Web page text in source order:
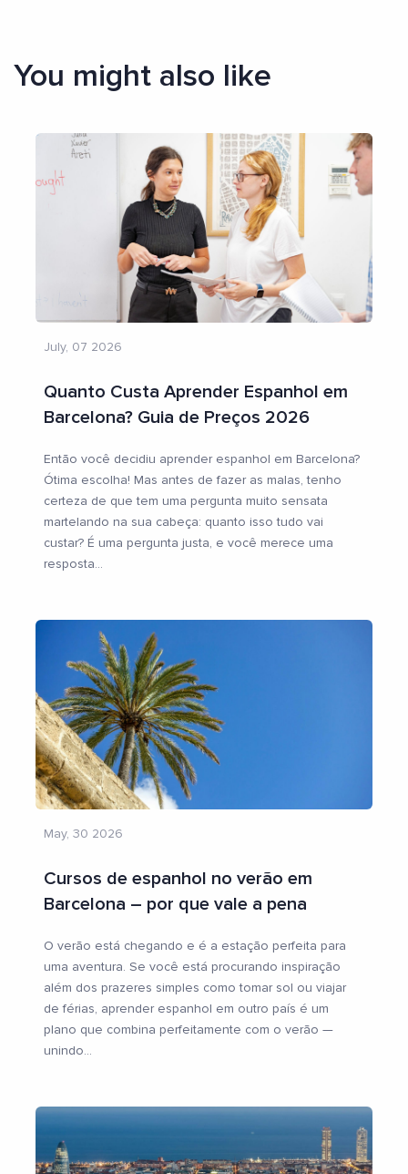
You might also like
July, 07 2026
Quanto Custa Aprender Espanhol em
Barcelona? Guia de Preços 2026
Então você decidiu aprender espanhol em Barcelona?
Ótima escolha! Mas antes de fazer as malas, tenho
certeza de que tem uma pergunta muito sensata
martelando na sua cabeça: quanto isso tudo vai
custar? É uma pergunta justa, e você merece uma
resposta...
May, 30 2026
Cursos de espanhol no verão em
Barcelona – por que vale a pena
O verão está chegando e é a estação perfeita para
uma aventura. Se você está procurando inspiração
além dos prazeres simples como tomar sol ou viajar
de férias, aprender espanhol em outro país é um
plano que combina perfeitamente com o verão —
unindo...